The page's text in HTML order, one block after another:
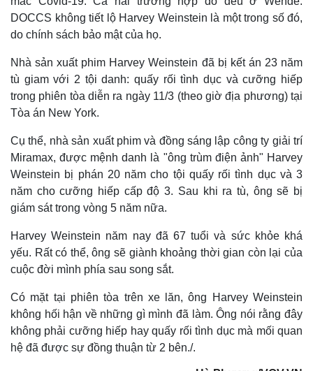
Thế giới
Multimedia
DOCCS không tiết lộ Harvey Weinstein là một trong số đó,
do chính sách bảo mật của họ.
Nhà sản xuất phim Harvey Weinstein đã bị kết án 23 năm
tù giam với 2 tội danh: quấy rối tình dục và cưỡng hiếp
trong phiên tòa diễn ra ngày 11/3 (theo giờ địa phương) tại
Tòa án New York.
Cụ thể, nhà sản xuất phim và đồng sáng lập công ty giải trí
Miramax, được mệnh danh là "ông trùm điện ảnh" Harvey
Weinstein bị phán 20 năm cho tội quấy rối tình dục và 3
năm cho cưỡng hiếp cấp độ 3. Sau khi ra tù, ông sẽ bị
giám sát trong vòng 5 năm nữa.
Harvey Weinstein năm nay đã 67 tuổi và sức khỏe khá
yếu. Rất có thể, ông sẽ giành khoảng thời gian còn lại của
cuộc đời mình phía sau song sắt.
Có mặt tại phiên tòa trên xe lăn, ông Harvey Weinstein
không hối hận về những gì mình đã làm. Ông nói rằng đây
không phải cưỡng hiếp hay quấy rối tình dục mà mối quan
hệ đã được sự đồng thuận từ 2 bên./.